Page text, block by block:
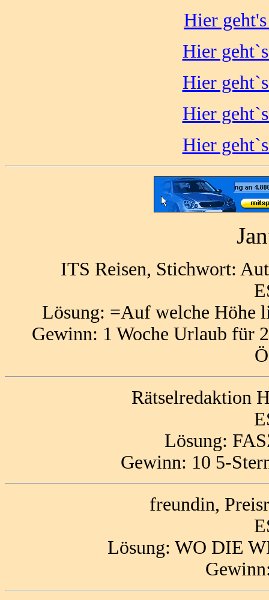
Hier
Hier
Hier
Hier
Hier
ITS Reisen, Stichwort:
Lösung: =Auf welche Höhe
Gewinn: 1 Woche Urlaub für
Rätselredaktion
Lösung:
Gewinn: 10 5-
freundin,
Lösung: WO DIE